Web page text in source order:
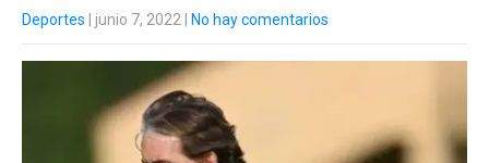
Deportes | junio 7, 2022 No hay comentarios